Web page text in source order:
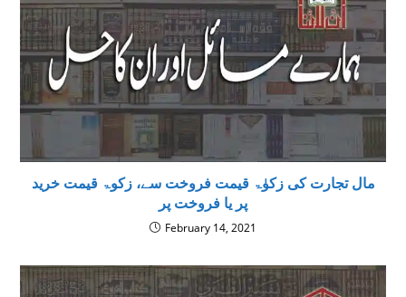
مال تجارت کی زکوٰۃ قیمت فروخت سے، زکوۃ قیمت خرید
پر یا فروخت پر
February 14, 2021